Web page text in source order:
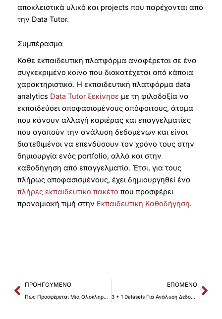
αποκλειστικά υλικό και projects που παρέχονται από
την Data Tutor.
Συμπέρασμα
Κάθε εκπαιδευτική πλατφόρμα αναφέρεται σε ένα
συγκεκριμένο κοινό που διακατέχεται από κάποια
χαρακτηριστικά. Η εκπαιδευτική πλατφόρμα data
analytics Data Tutorξεκίνησε με τη φιλοδοξία να
εκπαιδεύσει αποφασισμένους απόφοιτους, άτομα
που κάνουν αλλαγή καριέρας και επαγγελματίες
που αγαπούν την ανάλυση δεδομένων και είναι
διατεθιμένοι να επενδύσουν τον χρόνο τους στην
δημιουργία ενός portfolio, αλλά και στην
καθοδήγηση από επαγγελματία. Έτσι, για τους
πλήρως αποφασισμένους, έχει δημιουργηθεί ένα
πλήρες εκπαιδευτικό πακέτο που προσφέρει
προνομιακή τιμή στην Εκπαιδευτική Καθοδήγηση.
Prev
ΠΡΟΗΓΟΎΜΕΝΟ
Πώς Προσφέρεται Μια Ολοκληρωμένη Λύση Εκμάθησης Τεχνολογιών Data Analytics Το 2026;
ΕΠΌΜΕΝΟ
3 + 1 Datasets Για Ανάλυση Δεδομένων To 2026